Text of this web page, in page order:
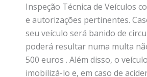
Inspeção Técnica de Veículos
e autorizações pertinentes.
seu veículo será banido de
poderá resultar numa multa
500 euros . Além disso, o
imobilizá-lo e, em caso de